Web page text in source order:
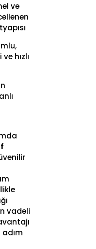
ve
hızlı
vadeli